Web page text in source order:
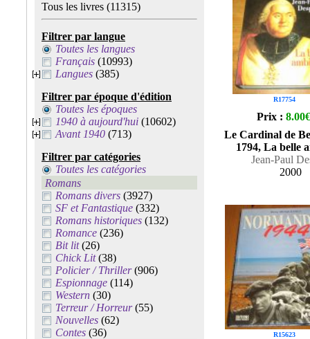
Tous les livres (11315)
Filtrer par langue
Toutes les langues
Français (10993)
Langues (385)
Filtrer par époque d'édition
Toutes les époques
1940 à aujourd'hui (10602)
Avant 1940 (713)
Filtrer par catégories
Toutes les catégories
Romans
Romans divers (3927)
SF et Fantastique (332)
Romans historiques (132)
Romance (236)
Bit lit(26)
Chick Lit(38)
Policier / Thriller(906)
Espionnage (114)
Western (30)
Terreur / Horreur(55)
Nouvelles (62)
Contes (36)
R17754
Prix : 8.00€
Le Cardinal de
1794, La belle
Jean-Paul
2000
R15623